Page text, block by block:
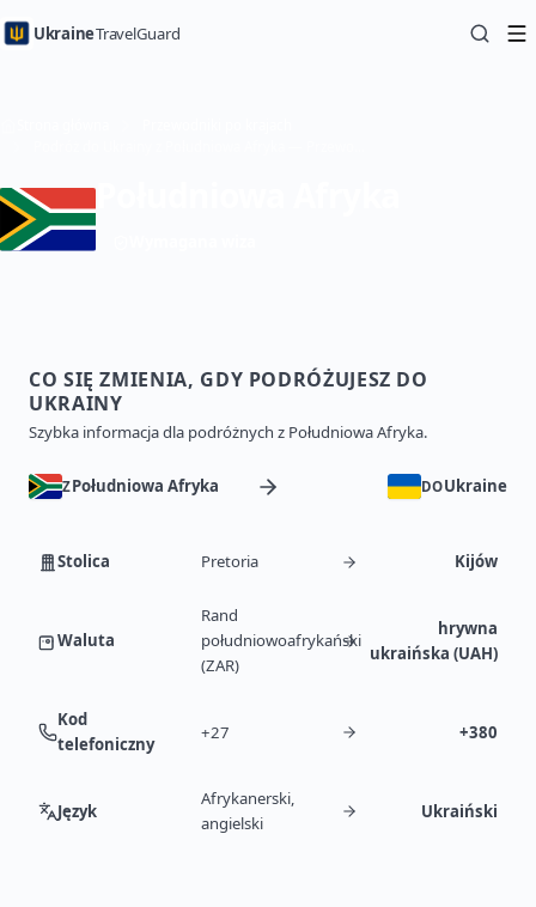
UkraineTravelGuard
CO SIĘ ZMIENIA, GDY PODRÓŻUJESZ DO
UKRAINY
Szybka informacja dla podróżnych z Południowa Afryka.
ZPołudniowa Afryka DOUkraine
Stolica Pretoria Kijów
Waluta
Rand
południowoafrykański
(ZAR)
hrywna
ukraińska (UAH)
Kod
telefoniczny
+27 +380
Język
Afrykanerski,
angielski
Ukraiński